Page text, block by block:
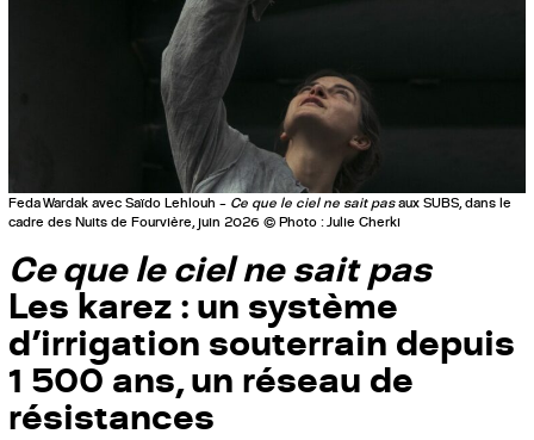
Feda Wardak avec Saïdo Lehlouh – Ce que le ciel ne sait pasaux SUBS, dans le
cadre des Nuits de Fourvière, juin 2026 © Photo : Julie Cherki
Ce que le ciel ne sait pas
Les karez : un système
d’irrigation souterrain depuis
1 500 ans, un réseau de
résistances